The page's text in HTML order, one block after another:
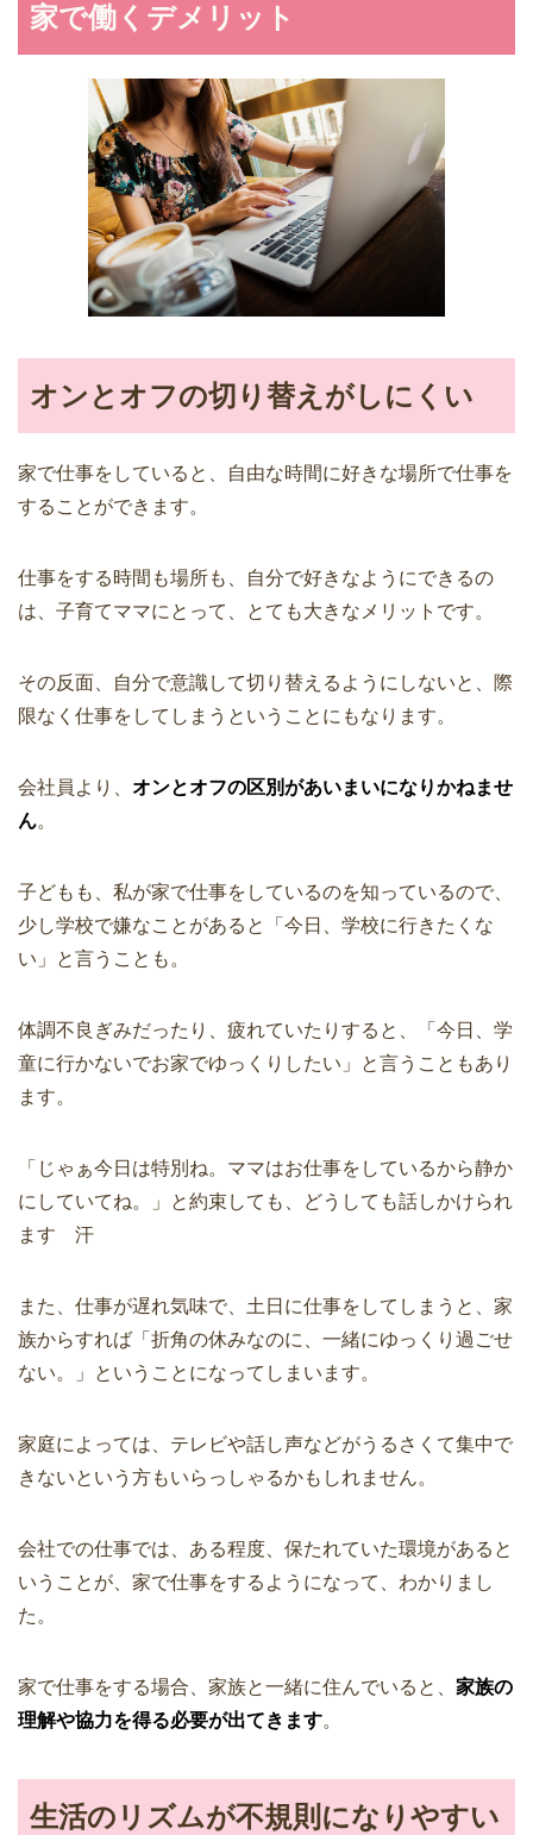
家で働くデメリット
オンとオフの切り替えがしにくい
家で仕事をしていると、自由な時間に好きな場所で仕事を
することができます。
仕事をする時間も場所も、自分で好きなようにできるの
は、子育てママにとって、とても大きなメリットです。
その反面、自分で意識して切り替えるようにしないと、際
限なく仕事をしてしまうということにもなります。
会社員より、 オンとオフの区別があいまいになりかねませ
ん。
子どもも、私が家で仕事をしているのを知っているので、
少し学校で嫌なことがあると「今日、学校に行きたくな
い」と言うことも。
体調不良ぎみだったり、疲れていたりすると、「今日、学
童に行かないでお家でゆっくりしたい」と言うこともあり
ます。
「じゃぁ今日は特別ね。ママはお仕事をしているから静か
にしていてね。」と約束しても、どうしても話しかけられ
ます 汗
また、仕事が遅れ気味で、土日に仕事をしてしまうと、家
族からすれば「折角の休みなのに、一緒にゆっくり過ごせ
ない。」ということになってしまいます。
家庭によっては、テレビや話し声などがうるさくて集中で
きないという方もいらっしゃるかもしれません。
会社での仕事では、ある程度、保たれていた環境があると
いうことが、家で仕事をするようになって、わかりまし
た。
家で仕事をする場合、家族と一緒に住んでいると、 家族の
理解や協力を得る必要が出てきます。
生活のリズムが不規則になりやすい